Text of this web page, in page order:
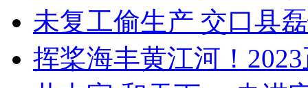
未复工偷生产 交口县
挥桨海丰黄江河！